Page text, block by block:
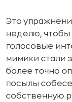
Это
неделю, чтобы
голосовые
мимики стали
более точно
посылы
собственную